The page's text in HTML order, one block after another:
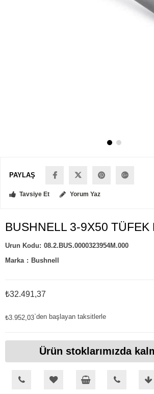
PAYLAŞ
Tavsiye Et Yorum Yaz
BUSHNELL 3-9X50 TÜFEK
08.2.BUS.0000323954M.000
Marka : Bushnell
₺32.491,37
₺3.952,03`den başlayan taksitlerle
Ürün stoklarımızda